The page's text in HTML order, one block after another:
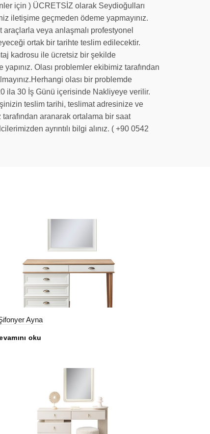
için ) ÜCRETSİZ olarak Seydioğulları
iletişime geçmeden ödeme yapmayınız.
veya anlaşmalı profestyonel
ortak bir tarihte teslim edilecektir.
kadrosu ile ücretsiz bir şekilde
Olası problemler ekibimiz tarafından
olası bir problemde
ila 30 İş Günü içerisinde Nakliyeye verilir.
teslim tarihi, teslimat adresinize ve
aranarak ortalama bir saat
ayrıntılı bilgi alınız. ( +90 0542
Ayna
oku